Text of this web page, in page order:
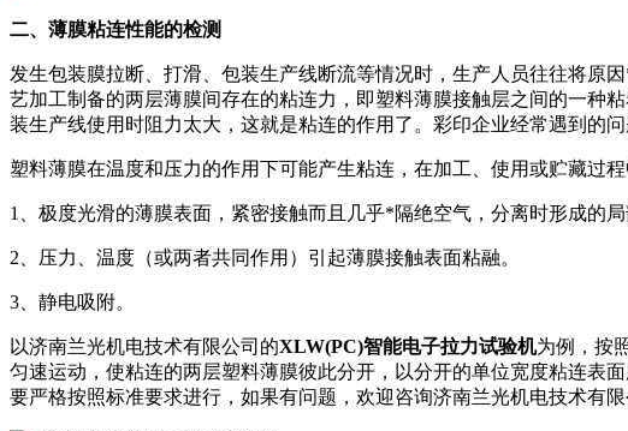
二、薄膜粘连性能的检测
发生包装膜拉断、打滑、包装生产线断流等情况时，生产人员往往将原
艺加工制备的两层薄膜间存在的粘连力，即塑料薄膜接触层之间的一种
装生产线使用时阻力太大，这就是粘连的作用了。彩印企业经常遇到的
塑料薄膜在温度和压力的作用下可能产生粘连，在加工、使用或贮藏过
1、极度光滑的薄膜表面，紧密接触而且几乎*隔绝空气，分离时形成的局
2、压力、温度（或两者共同作用）引起薄膜接触表面粘融。
3、静电吸附。
以济南兰光机电技术有限公司的XLW(PC)智能电子拉力试验机为例，按
匀速运动，使粘连的两层塑料薄膜彼此分开，以分开的单位宽度粘连表
要严格按照标准要求进行，如果有问题，欢迎咨询济南兰光机电技术有限